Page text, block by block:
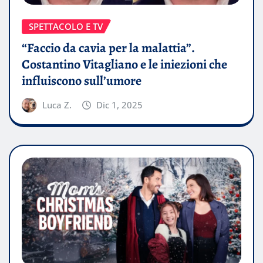
SPETTACOLO E TV
“Faccio da cavia per la malattia”.
Costantino Vitagliano e le iniezioni che
influiscono sull’umore
Luca Z. Dic 1, 2025